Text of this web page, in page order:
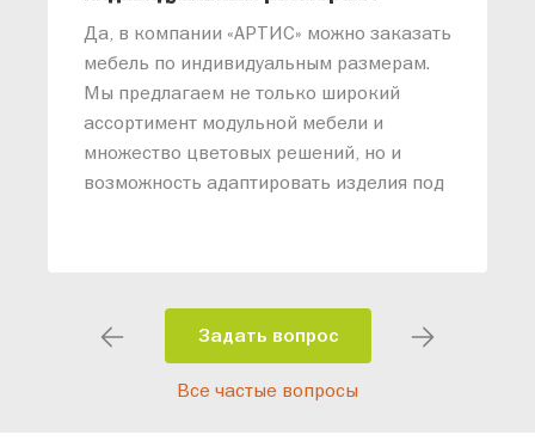
Да, в компании «АРТИС» можно заказать
мебель по индивидуальным размерам.
Мы предлагаем не только широкий
ассортимент модульной мебели и
множество цветовых решений, но и
возможность адаптировать изделия под
помещения и личные пожелания.
Благодаря современному
высокотехнологичному оборудованию
Задать вопрос
Все частые вопросы